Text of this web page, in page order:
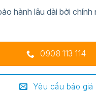
hành lâu dài bởi chính
0908 113 114
Yêu cầu báo giá